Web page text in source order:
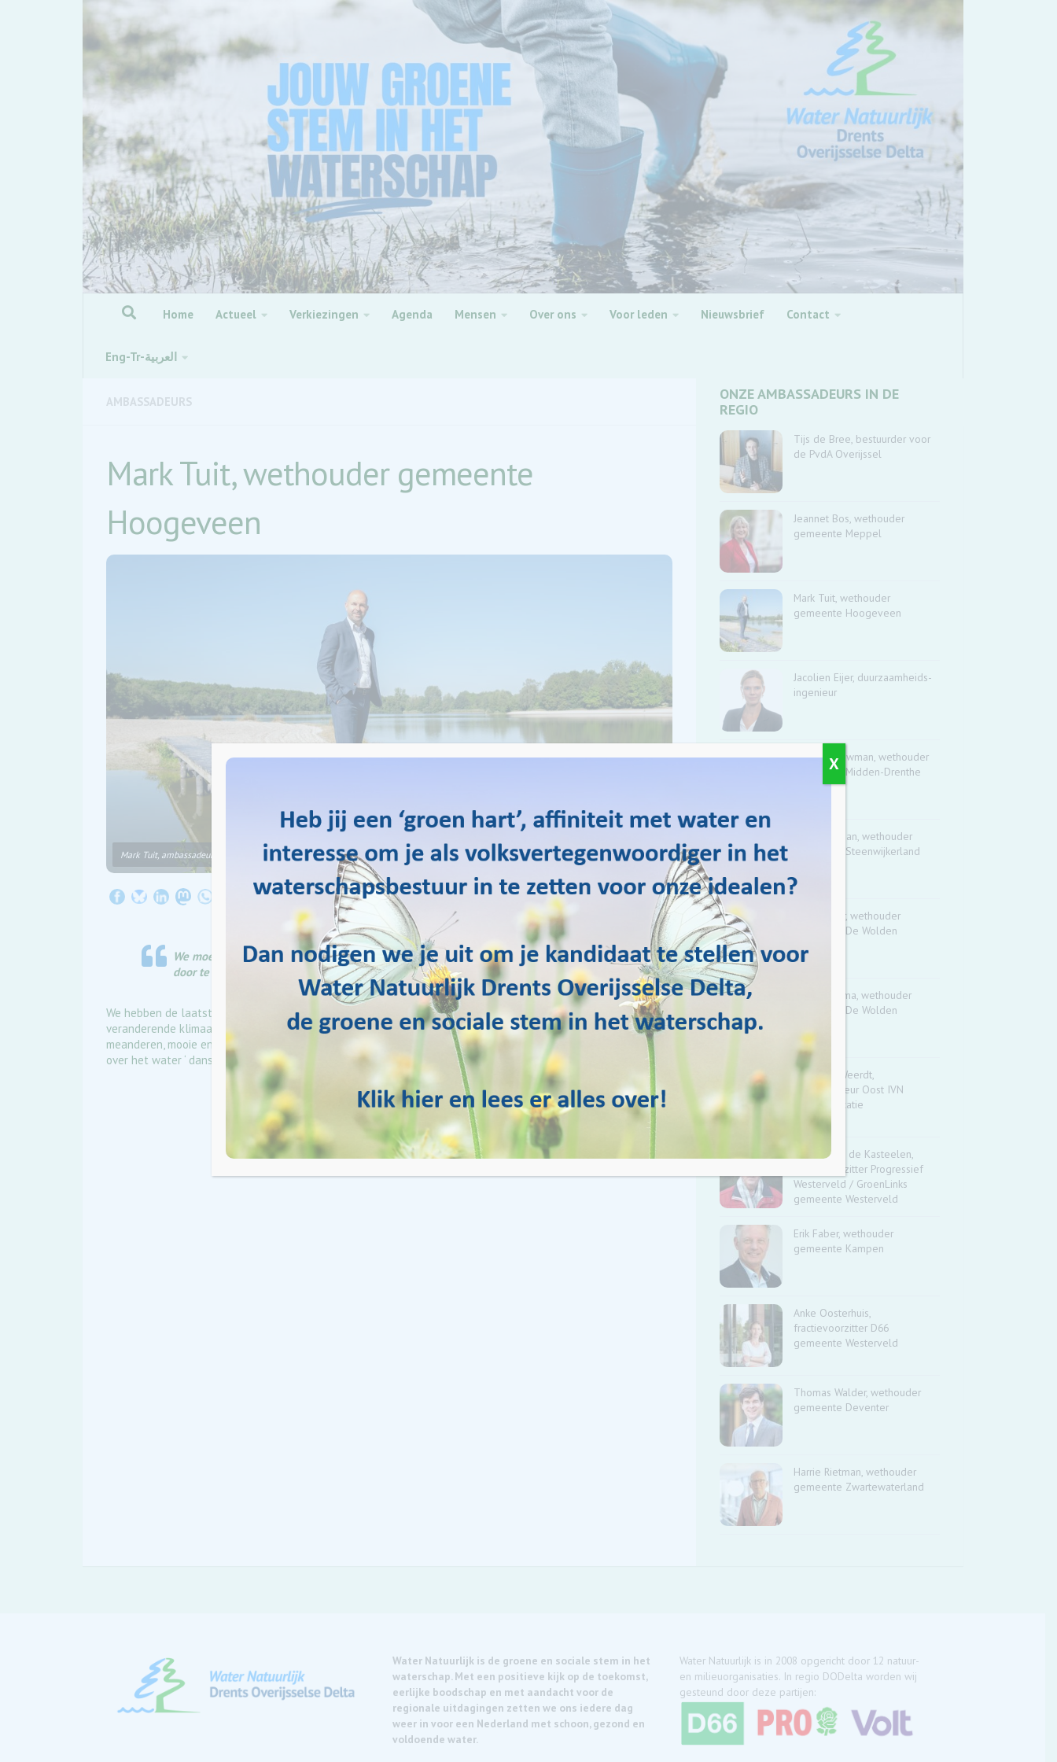
Skip to content
Home Actueel Verkiezingen Agenda Mensen Over ons Voor leden Nieuwsbrief Contact
Eng-Tr-العربية
AMBASSADEURS
Mark Tuit, wethouder gemeente
Hoogeveen
Mark Tuit, ambassadeur voor Water Natuurlijk Drents Overijsselse Delta
We moeten ons aanpassen aan het veranderende klimaat. Laten we dat als kans zien
door te gaan ‘ bouwen met de natuur’.
We hebben de laatste jaren te maken met natte winters en droge zomers. We moeten ons aanpassen aan het
veranderende klimaat. Laten we dat als kans zien door te gaan ‘ bouwen met de natuur’. Beken die weer mogen
meanderen, mooie en nieuwe natuurgebieden die dienen als waterbuffers. Waar de otter terugkomt en libellen
over het water ‘ dansen’. Daarvoor is er een grote, groene waterschapspartij nodig. En dat is Water Natuurlijk !
ONZE AMBASSADEURS IN DE
REGIO
Tijs de Bree, bestuurder voor
de PvdA Overijssel
Jeannet Bos, wethouder
gemeente Meppel
Mark Tuit, wethouder
gemeente Hoogeveen
Jacolien Eijer, duurzaamheids-
ingenieur
Dennis Bouwman, wethouder
gemeente Midden-Drenthe
Trijn Jongman, wethouder
gemeente Steenwijkerland
Albert Haar, wethouder
gemeente De Wolden
Mark Turksma, wethouder
gemeente De Wolden
Joline de Weerdt,
regiodirecteur Oost IVN
Natuureducatie
Michiel van de Kasteelen,
fractievoorzitter Progressief
Westerveld / GroenLinks
gemeente Westerveld
Erik Faber, wethouder
gemeente Kampen
Anke Oosterhuis,
fractievoorzitter D66
gemeente Westerveld
Thomas Walder, wethouder
gemeente Deventer
Harrie Rietman, wethouder
gemeente Zwartewaterland
Water Natuurlijk is de groene en sociale stem in het
waterschap. Met een positieve kijk op de toekomst,
eerlijke boodschap en met aandacht voor de
regionale uitdagingen zetten we ons iedere dag
weer in voor een Nederland met schoon, gezond en
voldoende water.
Water Natuurlijk is in 2008 opgericht door 12 natuur-
en milieuorganisaties. In regio DODelta worden wij
gesteund door deze partijen:
X